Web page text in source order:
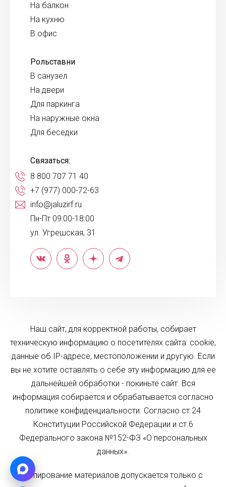
На балкон
На кухню
В офис
Рольставни
В санузел
На двери
Для паркинга
На наружные окна
Для беседки
Связаться:
8 800 707 71 40
+7 (977) 000-72-63
info@jaluzirf.ru
Пн-Пт 09:00-18:00
ул. Угрешская, 31
Наш сайт, для корректной работы, собирает
техническую информацию о посетителях сайта: cookie,
данные об IP-адресе, местоположении и другую. Если
вы не хотите оставлять о себе эту информацию для ее
дальнейшей обработки - покиньте сайт. Вся
информация собирается и обрабатывается согласно
политике конфиденциальности. Согласно ст.24
Конституции Российской Федерации и ст.6
Федерального закона №152-ФЗ «О персональных
данных».
Копирование материалов допускается только с